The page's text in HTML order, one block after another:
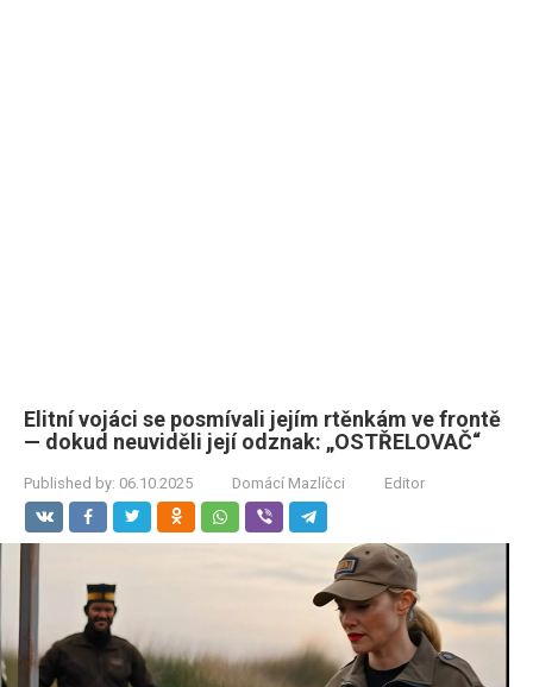
Elitní vojáci se posmívali jejím rtěnkám ve frontě
— dokud neuviděli její odznak: „OSTŘELOVAČ“
Published by: 06.10.2025 Domácí Mazlíčci Editor